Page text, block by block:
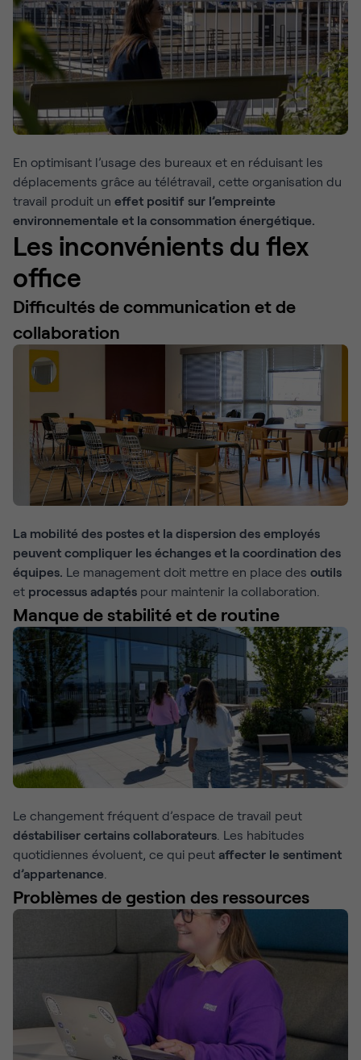
En optimisant l’usage des bureaux et en réduisant les
déplacements grâce au télétravail, cette organisation du
travail produit un effet positif sur l’empreinte
environnementale et la consommation énergétique.
Les inconvénients du flex
office
Difficultés de communication et de
collaboration
La mobilité des postes et la dispersion des employés
peuvent compliquer les échanges et la coordination des
équipes. Le management doit mettre en place des outils
et processus adaptés pour maintenir la collaboration.
Manque de stabilité et de routine
Le changement fréquent d’espace de travail peut
déstabiliser certains collaborateurs . Les habitudes
quotidiennes évoluent, ce qui peut affecter le sentiment
d’appartenance
Problèmes de gestion des ressources